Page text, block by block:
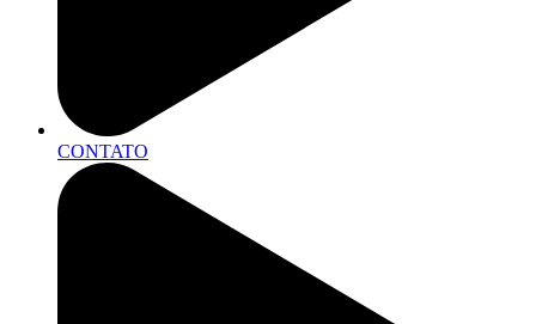
CONTATO